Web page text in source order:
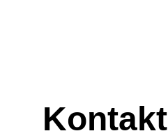
Kontakt